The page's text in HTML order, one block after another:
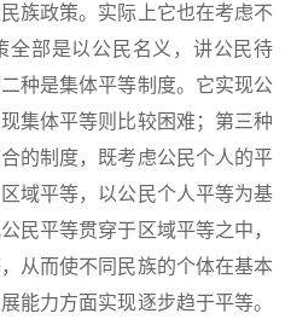
族政策。实际上它也在考虑不
全部是以公民名义，讲公民待
种是集体平等制度。它实现公
集体平等则比较困难；第三种
的制度，既考虑公民个人的平
域平等，以公民个人平等为基
民平等贯穿于区域平等之中，
从而使不同民族的个体在基本
能力方面实现逐步趋于平等。